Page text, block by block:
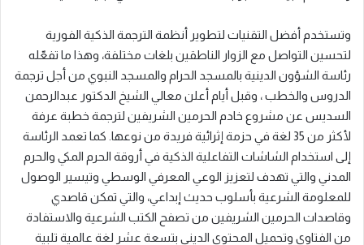
وتستخدم أفضل التقنيات لتطوير أنظمة الترجمة الذكية الفورية
لتحسين التواصل مع الزوار الناطقين بلغات مختلفة، وهذا ما تفعّله
رئاسة الشؤون الدينية بالمسجد الحرام والمسجد النبوي من أجل ترجمة
الدروس والخطب ، وقبل أيام أعلن معالي الشيخ الدكتور عبدالرحمن
السديس عن مشروع خادم الحرمين الشريفين لترجمة خطبة عرفة
لأكثر من 35 لغة في حزمة إثرائية فريدة من نوعها. كما تعمد الرئاسة
إلى استخدام الشاشات التفاعلية الذكية في أروقة الحرم المكي والحرم
المدني والتي تهدف لتعزيز الوعي المعرفي الوسطي وتيسير الوصول
للمعلومة الشرعية بأسلوب حديث إبداعي، والتي تمكن قاصدي
وقاصدات الحرمين الشريفين من تصفح الكتب الشرعية والاستفادة
من الفتاوى وتحميل المحتوى الديني بتسعة عشر لغة عالمية تلبية